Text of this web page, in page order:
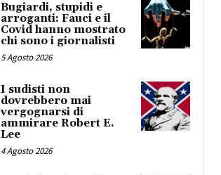
Bugiardi, stupidi e
arroganti: Fauci e il
Covid hanno mostrato
chi sono i giornalisti
5 Agosto 2026
I sudisti non
dovrebbero mai
vergognarsi di
ammirare Robert E.
Lee
4 Agosto 2026